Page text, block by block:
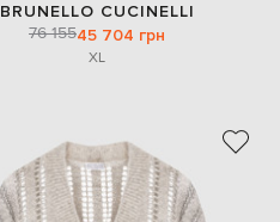
BRUNELLO CUCINELLI
76 15545 704 грн
XL